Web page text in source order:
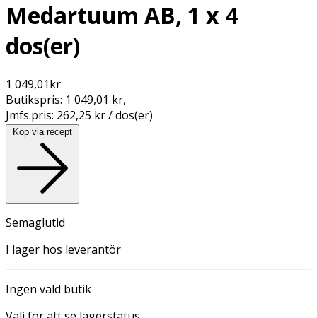
Medartuum AB, 1 x 4
dos(er)
1 049,01kr
Butikspris: 1 049,01 kr,
Jmfs.pris: 262,25 kr / dos(er)
Köp via recept
Semaglutid
I lager hos leverantör
Ingen vald butik